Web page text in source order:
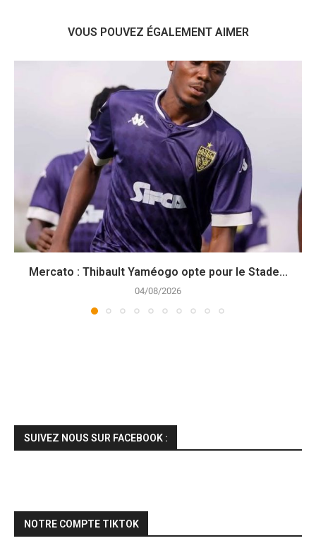
VOUS POUVEZ ÉGALEMENT AIMER
Mercato : Thibault Yaméogo opte pour le Stade...
04/08/2026
SUIVEZ NOUS SUR FACEBOOK :
NOTRE COMPTE TIKTOK